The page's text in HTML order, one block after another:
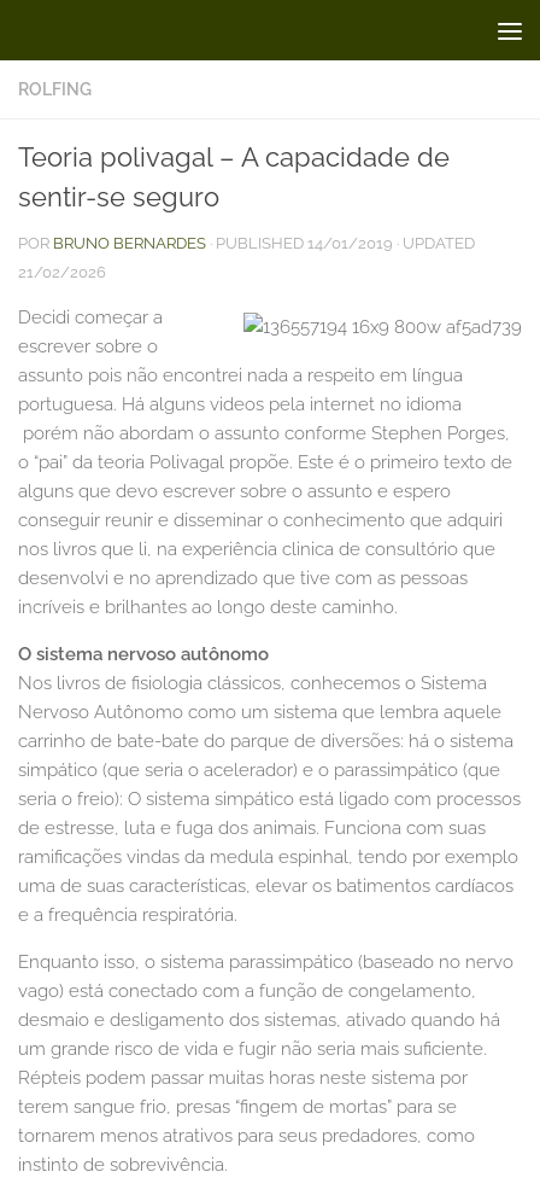
ROLFING
Teoria polivagal – A capacidade de
sentir-se seguro
POR BRUNO BERNARDES · PUBLISHED 14/01/2019 · UPDATED
21/02/2026
Decidi começar a
escrever sobre o
assunto pois não encontrei nada a respeito em língua
portuguesa. Há alguns videos pela internet no idioma
porém não abordam o assunto conforme Stephen Porges,
o “pai” da teoria Polivagal propõe. Este é o primeiro texto de
alguns que devo escrever sobre o assunto e espero
conseguir reunir e disseminar o conhecimento que adquiri
nos livros que li, na experiência clinica de consultório que
desenvolvi e no aprendizado que tive com as pessoas
incríveis e brilhantes ao longo deste caminho.
O sistema nervoso autônomo
Nos livros de fisiologia clássicos, conhecemos o Sistema
Nervoso Autônomo como um sistema que lembra aquele
carrinho de bate-bate do parque de diversões: há o sistema
simpático (que seria o acelerador) e o parassimpático (que
seria o freio): O sistema simpático está ligado com processos
de estresse, luta e fuga dos animais. Funciona com suas
ramificações vindas da medula espinhal, tendo por exemplo
uma de suas características, elevar os batimentos cardíacos
e a frequência respiratória.
Enquanto isso, o sistema parassimpático (baseado no nervo
vago) está conectado com a função de congelamento,
desmaio e desligamento dos sistemas, ativado quando há
um grande risco de vida e fugir não seria mais suficiente.
Répteis podem passar muitas horas neste sistema por
terem sangue frio, presas “fingem de mortas” para se
tornarem menos atrativos para seus predadores, como
instinto de sobrevivência.